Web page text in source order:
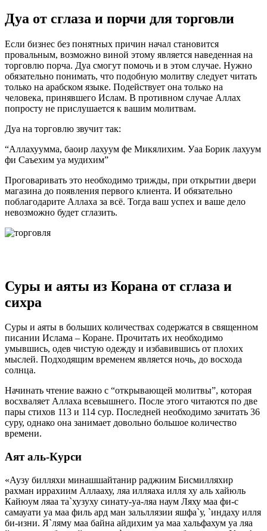
Дуа от сглаза и порчи для торговли
Если бизнес без понятных причин начал становится
провальным, возможно виной этому является наведенная на
торговлю порча. Дуа смогут помочь и в этом случае. Нужно
обязательно понимать, что подобную молитву следует читать
только на арабском языке. Подействует она только на
человека, принявшего Ислам. В противном случае Аллах
попросту не прислушается к вашим молитвам.
Дуа на торговлю звучит так:
“Аллахуумма, баоир лахуум фе Микялихим. Уаа Борик лахуум
фи Саъехим уа мудихим”
Проговаривать это необходимо трижды, при открытии двери
магазина до появления первого клиента. И обязательно
поблагодарите Аллаха за всё. Тогда ваш успех и ваше дело
невозможно будет сглазить.
Суры и аяты из Корана от сглаза и
сихра
Суры и аяты в больших количествах содержатся в священном
писании Ислама – Коране. Прочитать их необходимо
умывшись, одев чистую одежду и избавившись от плохих
мыслей. Подходящим временем является ночь, до восхода
солнца.
Начинать чтение важно с “открывающей молитвы”, которая
восхваляет Аллаха всевышнего. После этого читаются по две
пары стихов 113 и 114 сур. Последней необходимо зачитать 36
суру, однако она занимает довольно большое количество
времени.
Аят аль-Курси
«Аузу билляхи минашшайтанир раджиим Бисмилляхир
рахман иррахиим Аллааху, ляа илляаха илля ху аль хайюль
Кайюум ляаа та`хузуху синату-уа-ляа наум Ляху маа фи-с
самауати уа маа филь ард ман зальллязии яшфа`у, `индаху илля
би-изни. Я`ляму маа байна айдихим уа маа хальфахум уа ляа